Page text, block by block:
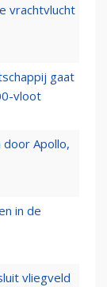
vrachtvlucht
gaat
vloot
Apollo,
in de
vliegveld